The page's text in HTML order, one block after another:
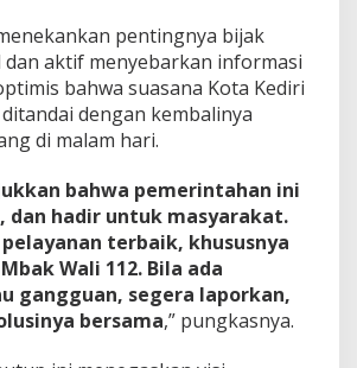
pentingnya bijak
dan aktif menyebarkan informasi
bahwa suasana Kota Kediri
dengan kembalinya
di malam hari.
bahwa pemerintahan ini
dan hadir untuk masyarakat.
terbaik, khususnya
Wali 112. Bila ada
gangguan, segera laporkan,
bersama,” pungkasnya.